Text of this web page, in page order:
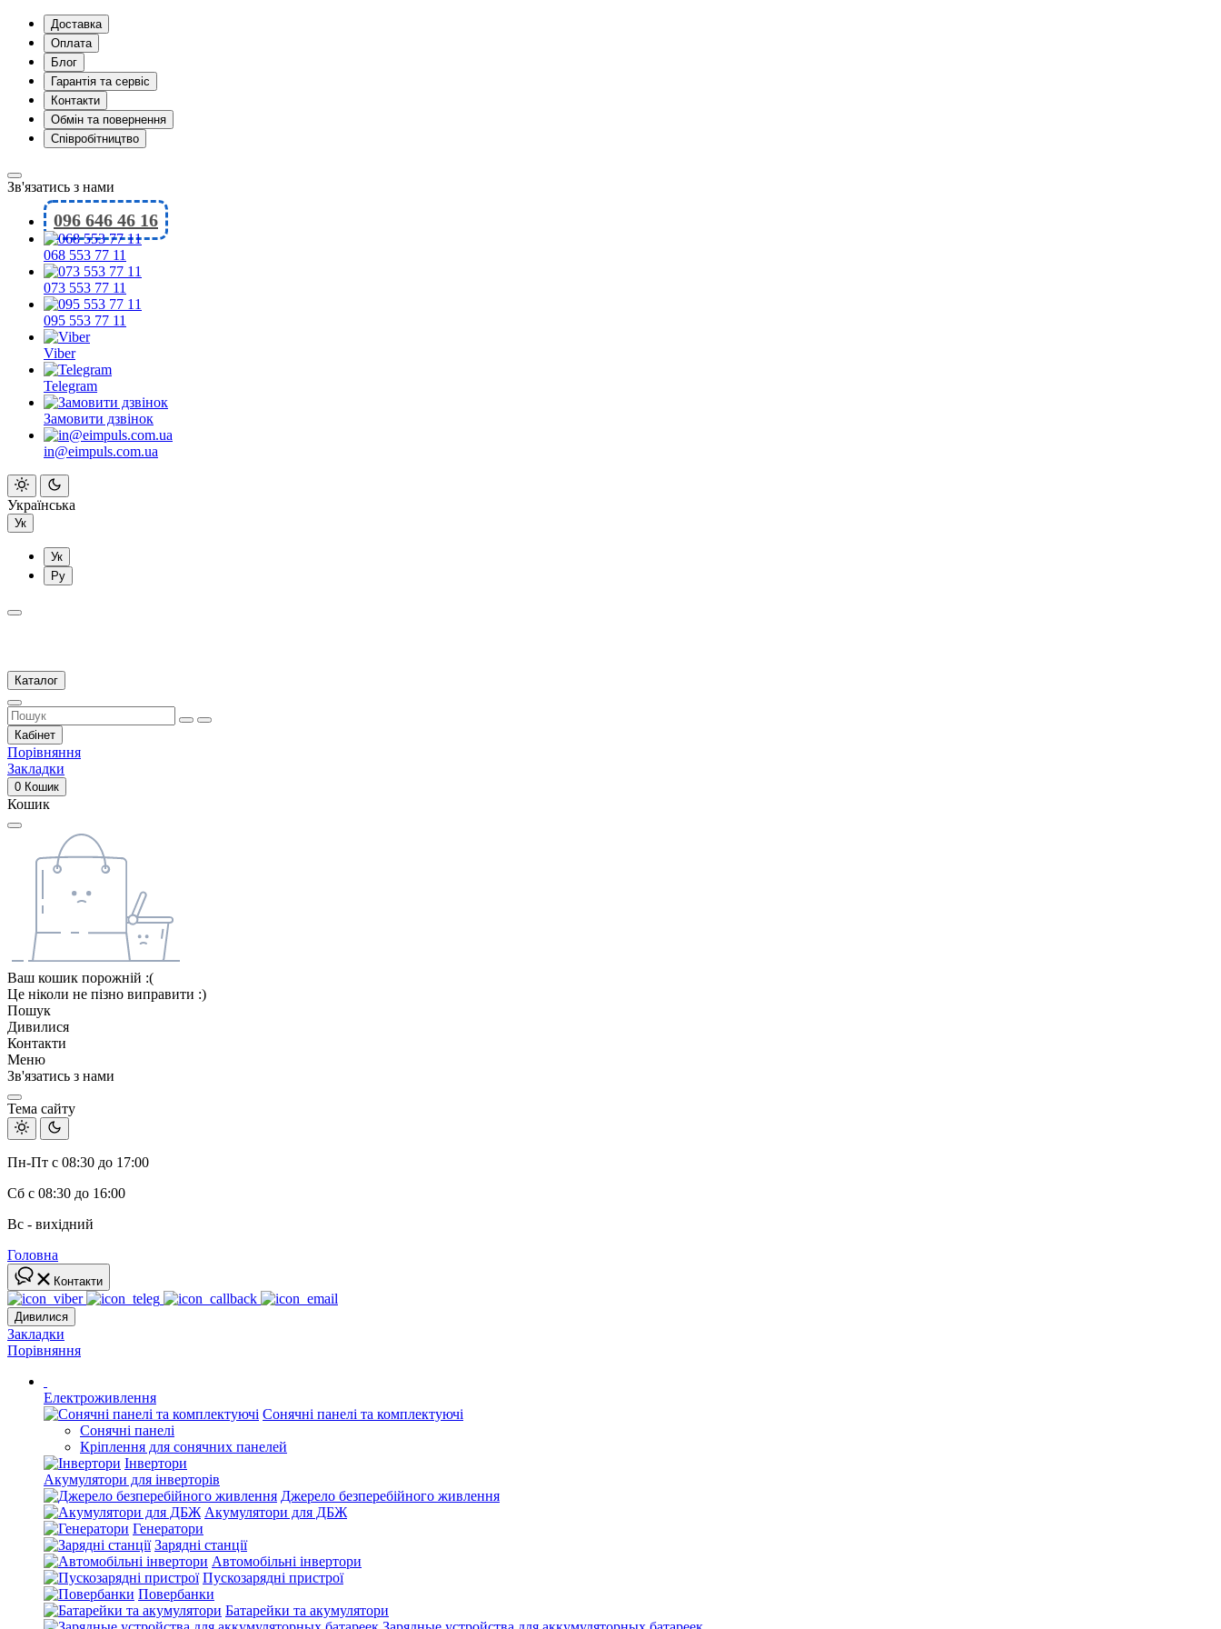
Доставка
Оплата
Блог
Гарантія та сервіс
Контакти
Обмін та повернення
Співробітництво
Зв'язатись з нами
096 646 46 16
068 553 77 11
073 553 77 11
095 553 77 11
Viber
Telegram
Замовити дзвінок
in@eimpuls.com.ua
Українська
Ук
Ук
Ру
Каталог
Кабінет
Порівняння
Закладки
0 Кошик
Кошик
Ваш кошик порожній :(
Це ніколи не пізно виправити :)
Пошук
Дивилися
Контакти
Меню
Зв'язатись з нами
Тема сайту
Пн-Пт с 08:30 до 17:00
Сб с 08:30 до 16:00
Вс - вихідний
Головна
Контакти
Дивилися
Закладки
Порівняння
Електроживлення
Сонячні панелі та комплектуючі
Сонячні панелі
Кріплення для сонячних панелей
Інвертори
Акумулятори для інверторів
Джерело безперебійного живлення
Акумулятори для ДБЖ
Генератори
Зарядні станції
Автомобільні інвертори
Пускозарядні пристрої
Повербанки
Батарейки та акумулятори